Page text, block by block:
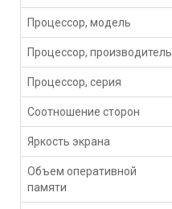
Процессор, модель
Процессор, производитель
Процессор, серия
Соотношение сторон
Яркость экрана
Объем оперативной
памяти